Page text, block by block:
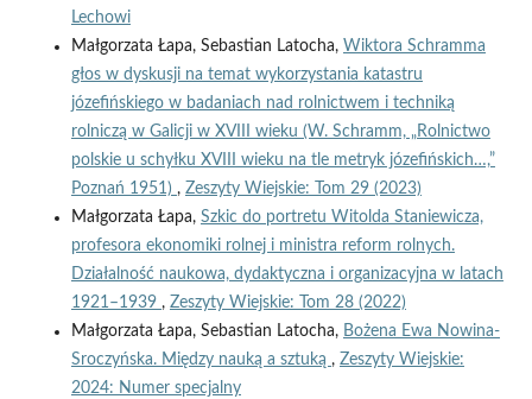
Lechowi
Małgorzata Łapa, Sebastian Latocha, Wiktora Schramma
głos w dyskusji na temat wykorzystania katastru
józefińskiego w badaniach nad rolnictwem i techniką
rolniczą w Galicji w XVIII wieku (W. Schramm, „Rolnictwo
polskie u schyłku XVIII wieku na tle metryk józefińskich…,”
Poznań 1951) , Zeszyty Wiejskie: Tom 29 (2023)
Małgorzata Łapa, Szkic do portretu Witolda Staniewicza,
profesora ekonomiki rolnej i ministra reform rolnych.
Działalność naukowa, dydaktyczna i organizacyjna w latach
1921–1939 , Zeszyty Wiejskie: Tom 28 (2022)
Małgorzata Łapa, Sebastian Latocha, Bożena Ewa Nowina-
Sroczyńska. Między nauką a sztuką , Zeszyty Wiejskie:
2024: Numer specjalny